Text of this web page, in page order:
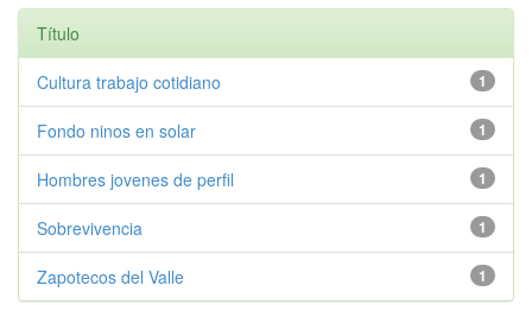
Título
1
Cultura trabajo cotidiano
1
Fondo ninos en solar
1
Hombres jovenes de perfil
1
Sobrevivencia
1
Zapotecos del Valle